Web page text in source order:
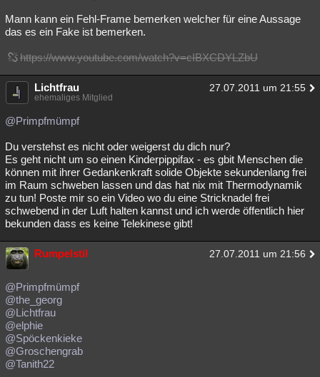
Mann kann ein Fehl-Frame bemerken welcher für eine Aussage
das es ein Fake ist bemerken.
https://www.youtube.com/watch?v=cIBXCDYLZbU
Lichtfrau 27.07.2011 um 21:55
ehemaliges Mitglied
@Primpfmümpf
Du verstehst es nicht oder weigerst du dich nur?
Es geht nicht um so einen Kinderpippifax - es gbit Menschen die
können mit ihrer Gedankenkraft solide Objekte sekundenlang frei
im Raum schweben lassen und das hat nix mit Thermodynamik
zu tun! Poste mir so ein Video wo du eine Stricknadel frei
schwebend in der Luft halten kannst und ich werde öffentlich hier
bekunden dass es keine Telekinese gibt!
Rumpelstil 27.07.2011 um 21:56
@Primpfmümpf
@the_georg
@Lichtfrau
@elphie
@Spöckenkieke
@Groschengrab
@Tanith22